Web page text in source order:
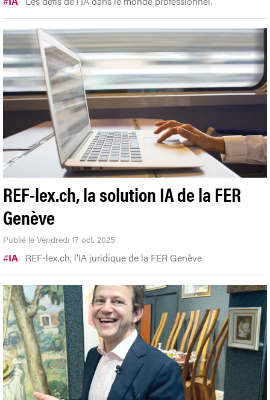
REF-lex.ch, la solution IA de la FER
Genève
Publié le Vendredi 17 oct. 2025
#IA REF-lex.ch, l'IA juridique de la FER Genève